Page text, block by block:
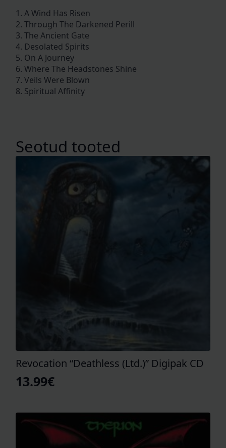
1. A Wind Has Risen
2. Through The Darkened Perill
3. The Ancient Gate
4. Desolated Spirits
5. On A Journey
6. Where The Headstones Shine
7. Veils Were Blown
8. Spiritual Affinity
Seotud tooted
Revocation “Deathless (Ltd.)” Digipak CD
13.99€